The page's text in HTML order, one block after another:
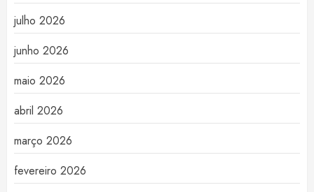
julho 2026
junho 2026
maio 2026
abril 2026
março 2026
fevereiro 2026